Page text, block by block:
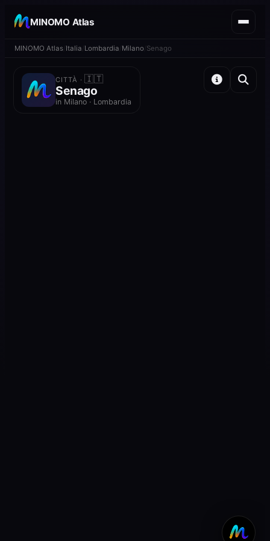
MINOMO Atlas
MINOMO Atlas Italia Lombardia Milano Senago
CITTÀ ·🇮🇹
Senago
in Milano · Lombardia